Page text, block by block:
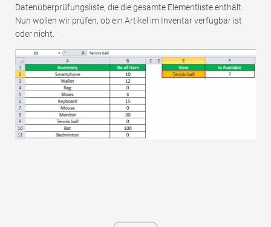
Datenüberprüfungsliste, die die gesamte Elementliste enthält.
Nun wollen wir prüfen, ob ein Artikel im Inventar verfügbar ist
oder nicht.